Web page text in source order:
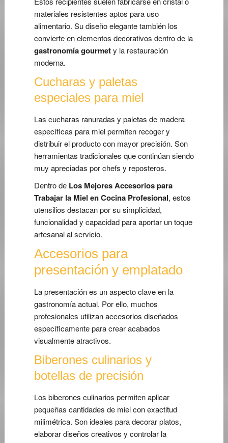
materiales resistentes aptos para uso
alimentario. Su diseño elegante también los
convierte en elementos decorativos dentro de la
gastronomía gourmety la restauración
moderna.
Cucharas y paletas
especiales para miel
Las cucharas ranuradas y paletas de madera
específicas para miel permiten recoger y
distribuir el producto con mayor precisión. Son
herramientas tradicionales que continúan siendo
muy apreciadas por chefs y reposteros.
Dentro de Los Mejores Accesorios para
Trabajar la Miel en Cocina Profesional, estos
utensilios destacan por su simplicidad,
funcionalidad y capacidad para aportar un toque
artesanal al servicio.
Accesorios para
presentación y emplatado
La presentación es un aspecto clave en la
gastronomía actual. Por ello, muchos
profesionales utilizan accesorios diseñados
específicamente para crear acabados
visualmente atractivos.
Biberones culinarios y
botellas de precisión
Los biberones culinarios permiten aplicar
pequeñas cantidades de miel con exactitud
milimétrica. Son ideales para decorar platos,
elaborar diseños creativos y controlar la